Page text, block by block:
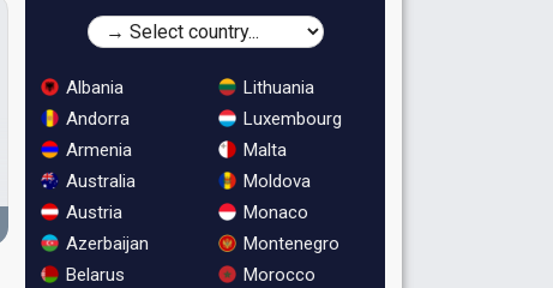
Albania
Andorra
Armenia
Australia
Austria
Azerbaijan
Belarus
Lithuania
Luxembourg
Malta
Moldova
Monaco
Montenegro
Morocco